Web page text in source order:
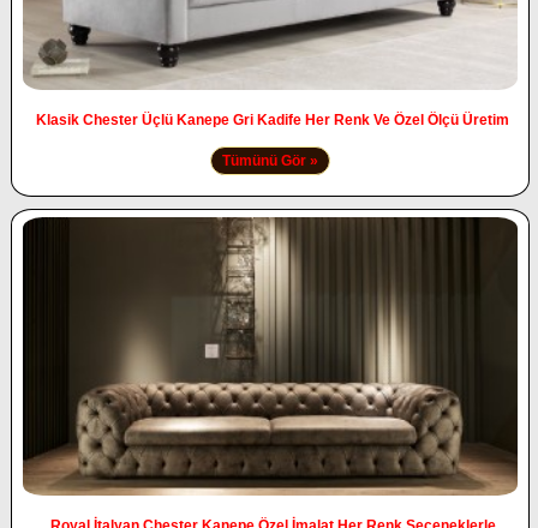
Klasik Chester Üçlü Kanepe Gri Kadife Her Renk Ve Özel Ölçü Üretim
Tümünü Gör »